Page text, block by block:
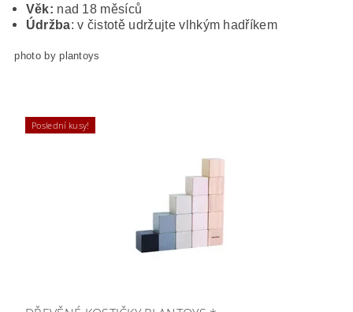
Věk: nad 18 měsíců
Údržba: v čistotě udržujte vlhkým hadříkem
photo by plantoys
Poslední kusy!